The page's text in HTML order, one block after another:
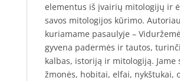
elementus iš įvairių mitologijų ir
savos mitologijos kūrimo.
kuriamame pasaulyje –
gyvena padermės ir tautos,
kalbas, istoriją ir mitologiją. Jame
žmonės, hobitai, elfai, nykštukai,